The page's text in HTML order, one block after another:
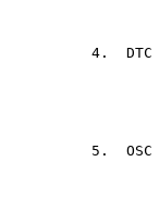
4. DTC
5. OSC